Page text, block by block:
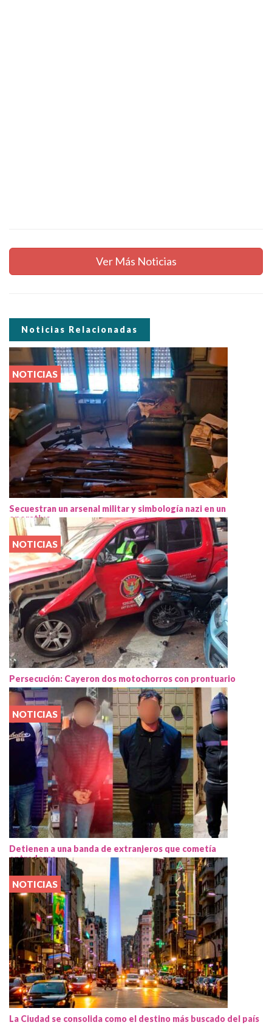
Ver Más Noticias
Noticias Relacionadas
NOTICIAS
Secuestran un arsenal militar y simbología nazi en un
operativo
NOTICIAS
Persecución: Cayeron dos motochorros con prontuario
NOTICIAS
Detienen a una banda de extranjeros que cometía
entraderas
NOTICIAS
La Ciudad se consolida como el destino más buscado del país